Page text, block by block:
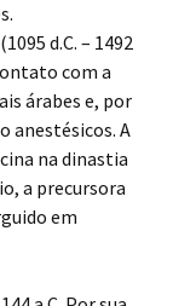
d.C. – 1492
com a
árabes e, por
anestésicos. A
na dinastia
a precursora
em